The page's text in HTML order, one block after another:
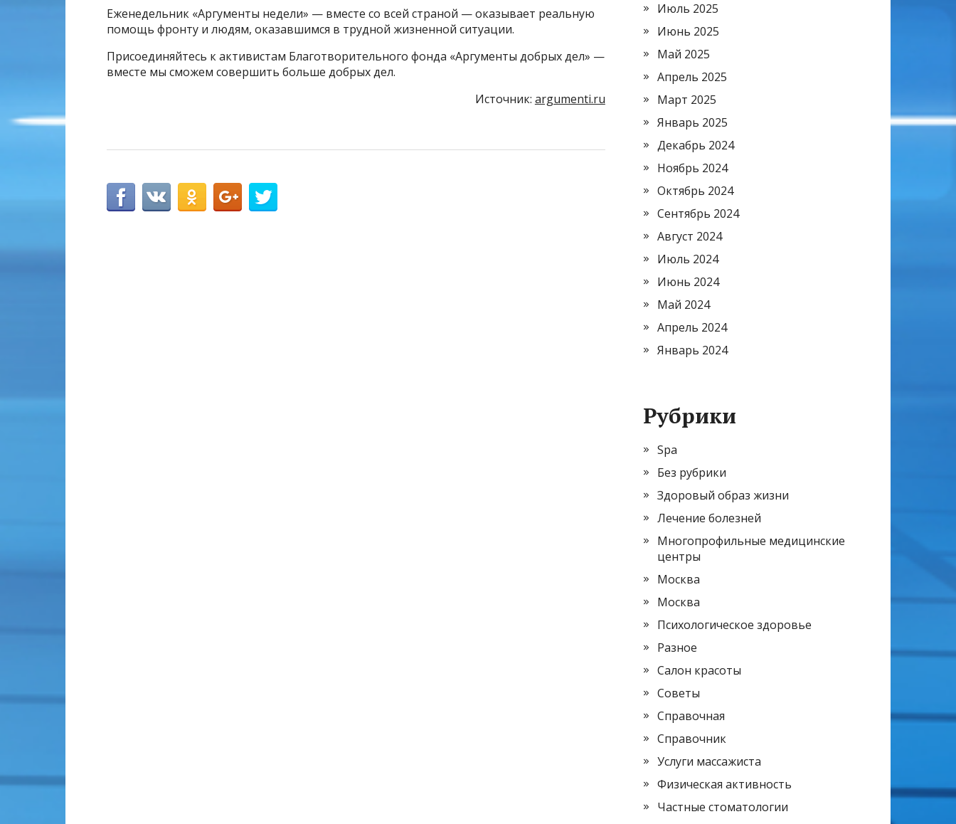
Еженедельник «Аргументы недели» — вместе со всей страной — оказывает реальную
помощь фронту и людям, оказавшимся в трудной жизненной ситуации.
Присоединяйтесь к активистам Благотворительного фонда «Аргументы добрых дел» —
вместе мы сможем совершить больше добрых дел.
Источник: argumenti.ru
Июль 2025
Июнь 2025
Май 2025
Апрель 2025
Март 2025
Январь 2025
Декабрь 2024
Ноябрь 2024
Октябрь 2024
Сентябрь 2024
Август 2024
Июль 2024
Июнь 2024
Май 2024
Апрель 2024
Январь 2024
Рубрики
Spa
Без рубрики
Здоровый образ жизни
Лечение болезней
Многопрофильные медицинские
центры
Москва
Москва
Психологическое здоровье
Разное
Салон красоты
Советы
Справочная
Справочник
Услуги массажиста
Физическая активность
Частные стоматологии